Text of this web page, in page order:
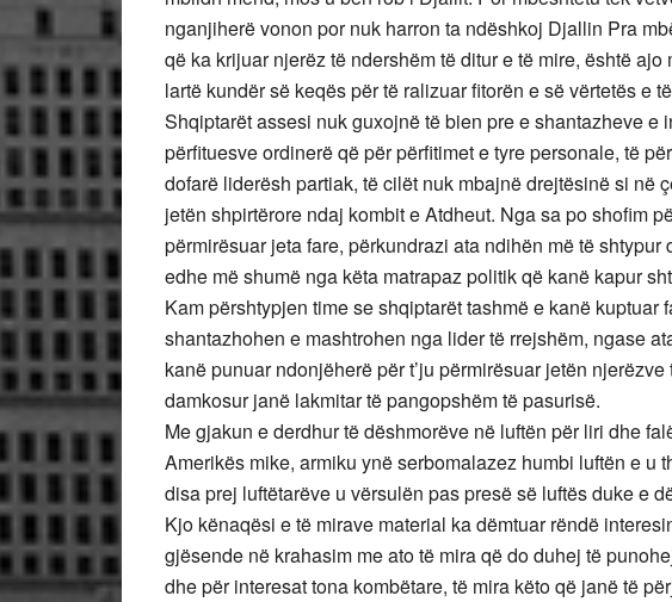
nganjiherë vonon por nuk harron ta ndëshkoj Djallin Pra
që ka krijuar njerëz të ndershëm të ditur e të mire, është
lartë kundër së keqës për të ralizuar fitorën e së vërtetës e
Shqiptarët assesi nuk guxojnë të bien pre e shantazheve e
përfituesve ordinerë që për përfitimet e tyre personale, të
dofarë liderësh partiak, të cilët nuk mbajnë drejtësinë si në
jetën shpirtërore ndaj kombit e Atdheut. Nga sa po shofim
përmirësuar jeta fare, përkundrazi ata ndihën më të
edhe më shumë nga këta matrapaz politik që kanë kapur
Kam përshtypjen time se shqiptarët tashmë e kanë kuptuar
shantazhohen e mashtrohen nga lider të rrejshëm, ngase
kanë punuar ndonjëherë për t’ju përmirësuar jetën
damkosur janë lakmitar të pangopshëm të pasurisë.
Me gjakun e derdhur të dëshmorëve në luftën për liri dhe
Amerikës mike, armiku ynë serbomalazez humbi luftën e u
disa prej luftëtarëve u vërsulën pas presë së luftës duke e
Kjo kënaqësi e të mirave material ka dëmtuar rëndë
gjësende në krahasim me ato të mira që do duhej të
dhe për interesat tona kombëtare, të mira këto që janë të